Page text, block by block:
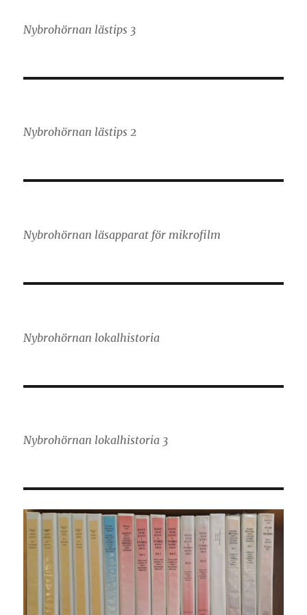
Nybrohörnan lästips 3
Nybrohörnan lästips 2
Nybrohörnan läsapparat för mikrofilm
Nybrohörnan lokalhistoria
Nybrohörnan lokalhistoria 3